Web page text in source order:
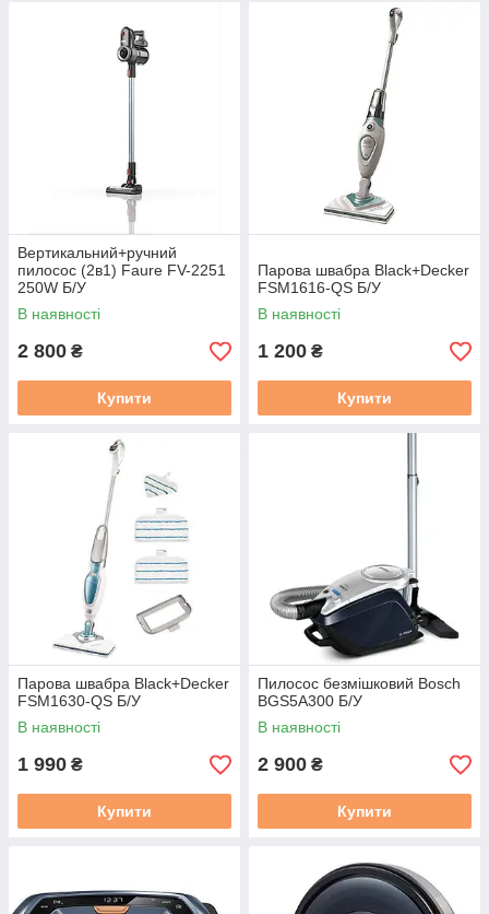
Вертикальний+ручний
пилосос (2в1) Faure FV-2251
250W Б/У
В наявності
2 800 ₴
Купити
Парова швабра Black+Decker
FSM1616-QS Б/У
В наявності
1 200 ₴
Купити
Парова швабра Black+Decker
FSM1630-QS Б/У
В наявності
1 990 ₴
Купити
Пилосос безмішковий Bosch
BGS5A300 Б/У
В наявності
2 900 ₴
Купити